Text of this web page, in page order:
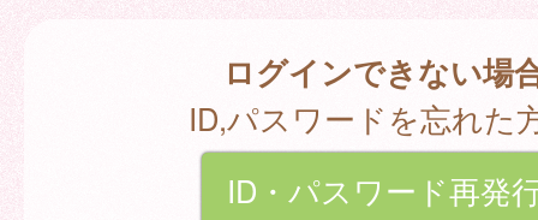
ログインできない場
ID,パスワードを忘れた
ID・パスワード再発